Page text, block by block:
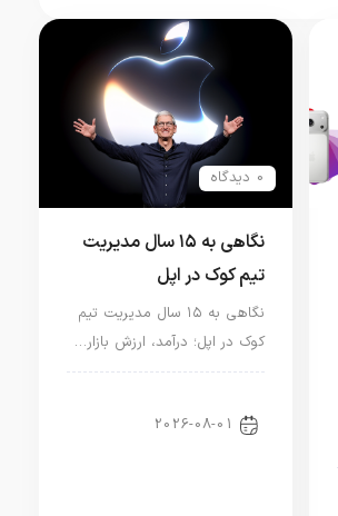
0 دیدگاه
نگاهی به ۱۵ سال مدیریت
تیم کوک در اپل
نگاهی به ۱۵ سال مدیریت تیم
کوک در اپل؛ درآمد، ارزش بازار…
2026-08-01